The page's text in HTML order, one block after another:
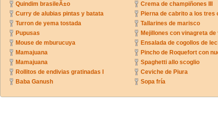
Quindim brasileÃ±o
Curry de alubias pintas y batata
Turron de yema tostada
Pupusas
Mouse de mburucuya
Mamajuana
Mamajuana
Rollitos de endivias gratinadas I
Baba Ganush
Crema de champiñones III
Pierna de cabrito a los tres
Tallarines de marisco
Mejillones con vinagreta
Ensalada de cogollos de
Pincho de Roquefort con
Spaghetti allo scoglio
Ceviche de Piura
Sopa fría